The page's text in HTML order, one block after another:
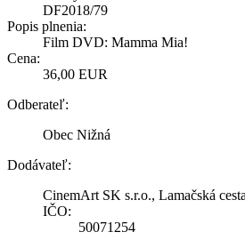
DF2018/79
Popis plnenia:
Film DVD: Mamma Mia!
Cena:
36,00 EUR
Odberateľ:
Obec Nižná
Dodávateľ:
CinemArt SK s.r.o., Lamačská
IČO:
50071254